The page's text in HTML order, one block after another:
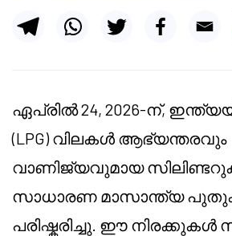
ഏപ്രിൽ 24, 2026-ന്,
(LPG) വിലകൾ ആഭ്യന്തരവും
വാണിജ്യവുമായ
സാധാരണ മാസാന്ത്യ
പരിഷ്കരിച്ചു. ഈ നിരക്കുകൾ